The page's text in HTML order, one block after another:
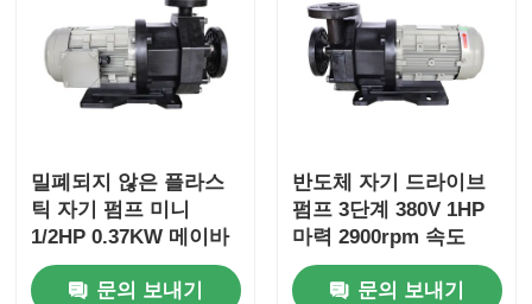
밀폐되지 않은 플라스
틱 자기 펌프 미니
1/2HP 0.37KW 메이바
오 고 경식 저항성 산류
전송
문의 보내기
반도체 자기 드라이브
펌프 3단계 380V 1HP
마력 2900rpm 속도
문의 보내기